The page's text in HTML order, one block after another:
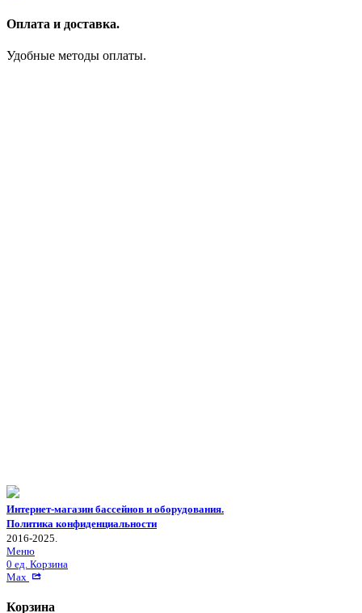
Оплата и доставка.
Удобные методы оплаты.
Интернет-магазин бассейнов и оборудования.
Политика конфиденциальности
2016-2025.
Меню
0 ед. Корзина
Max
Корзина